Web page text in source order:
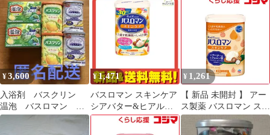
ケア 600g 未使用 送料
無料
¥3,600
入浴剤 バスクリン
温泡 バスロマン 6
点セット
¥1,471
バスロマン スキンケア
シアバター&ヒアルロ
ン酸 600g
¥ 1,261
【 新品 未開封 】 アー
ス製薬 バスロマン スキ
ンケア シアバター＆ヒ
アルロン酸 未使用 送料